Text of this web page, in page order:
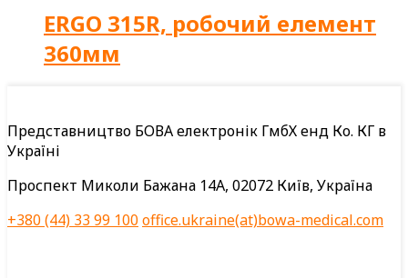
ERGO 315R, робочий елемент
360мм
Представництво БОВА електронік ГмбХ енд Ко. КГ в
Україні
Проспект Миколи Бажана 14А, 02072 Київ, Україна
+380 (44) 33 99 100office.ukraine(at)bowa-medical.com